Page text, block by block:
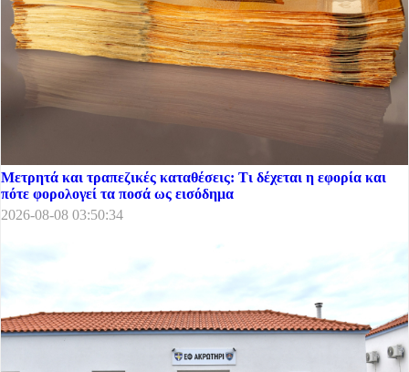
Μετρητά και τραπεζικές καταθέσεις: Τι δέχεται η εφορία και
πότε φορολογεί τα ποσά ως εισόδημα
2026-08-08 03:50:34